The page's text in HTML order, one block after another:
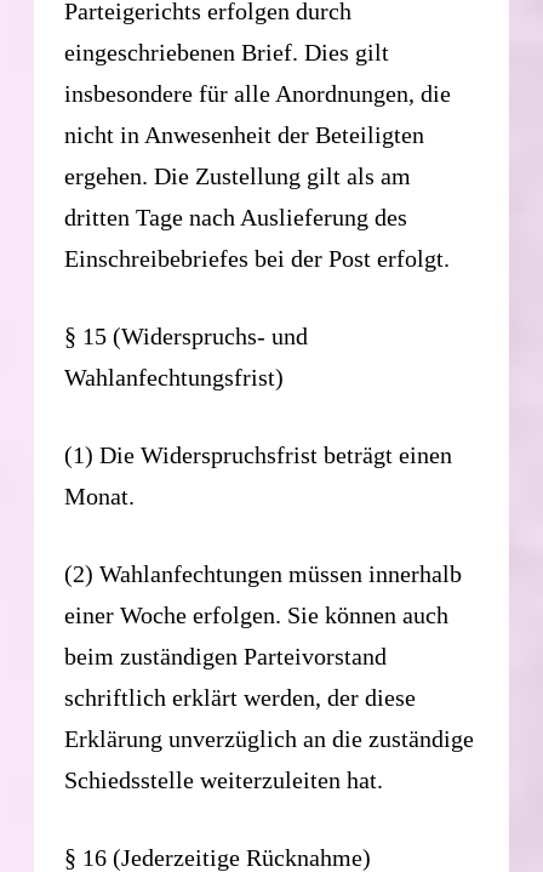
Parteigerichts erfolgen durch
eingeschriebenen Brief. Dies gilt
insbesondere für alle Anordnungen, die
nicht in Anwesenheit der Beteiligten
ergehen. Die Zustellung gilt als am
dritten Tage nach Auslieferung des
Einschreibebriefes bei der Post erfolgt.
§ 15 (Widerspruchs- und
Wahlanfechtungsfrist)
(1) Die Widerspruchsfrist beträgt einen
Monat.
(2) Wahlanfechtungen müssen innerhalb
einer Woche erfolgen. Sie können auch
beim zuständigen Parteivorstand
schriftlich erklärt werden, der diese
Erklärung unverzüglich an die zuständige
Schiedsstelle weiterzuleiten hat.
§ 16 (Jederzeitige Rücknahme)